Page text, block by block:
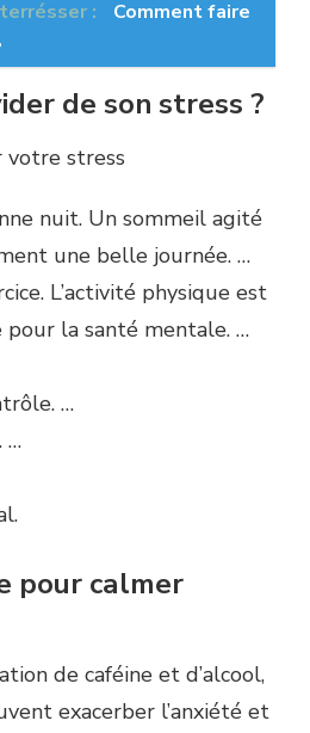
:
Comment faire
de son stress ?
votre stress
nuit. Un sommeil agité
une belle journée. …
L’activité physique est
la santé mentale. …
…
…
pour calmer
de caféine et d’alcool,
exacerber l’anxiété et